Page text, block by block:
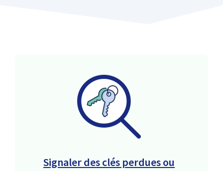
Signaler des clés perdues ou